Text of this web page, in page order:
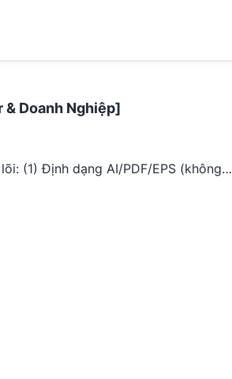
& Doanh Nghiệp]
(1) Định dạng AI/PDF/EPS (không…